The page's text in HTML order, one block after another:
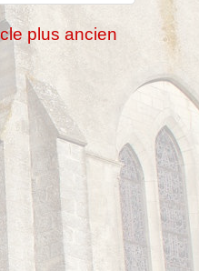
plus ancien